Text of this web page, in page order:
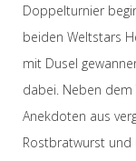
Doppelturnier
beiden Weltstars
mit Dusel
dabei. Neben
Anekdoten aus
Rostbratwurst